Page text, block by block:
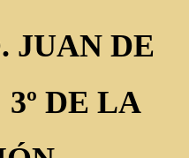
JUAN DE
DE LA